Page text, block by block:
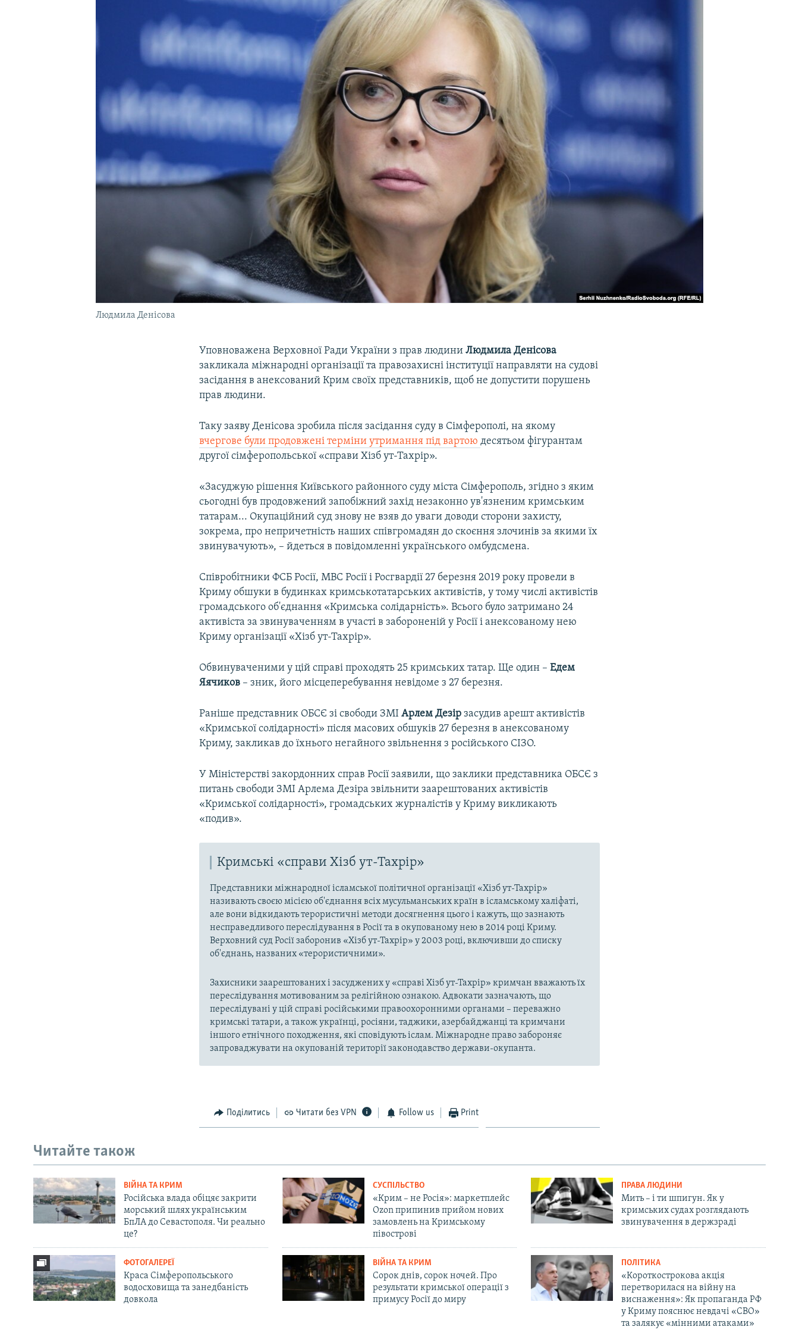
Людмила Денісова
Уповноважена Верховної Ради України з прав людиниЛюдмила Денісова
закликала міжнародні організації та правозахисні інституції направляти на судові
засідання в анексований Крим своїх представників, щоб не допустити порушень
прав людини.
Таку заяву Денісова зробила після засідання суду в Сімферополі, на якому
вчергове були продовжені терміни утримання під вартоюдесятьом фігурантам
другої сімферопольської «справи Хізб ут-Тахрір».
«Засуджую рішення Київського районного суду міста Сімферополь, згідно з яким
сьогодні був продовжений запобіжний захід незаконно ув'язненим кримським
татарам... Окупаційний суд знову не взяв до уваги доводи сторони захисту,
зокрема, про непричетність наших співгромадян до скоєння злочинів за якими їх
звинувачують», – йдеться в повідомленні українського омбудсмена.
Співробітники ФСБ Росії, МВС Росії і Росгвардії 27 березня 2019 року провели в
Криму обшуки в будинках кримськотатарських активістів, у тому числі активістів
громадського об'єднання «Кримська солідарність». Всього було затримано 24
активіста за звинуваченням в участі в забороненій у Росії і анексованому нею
Криму організації «Хізб ут-Тахрір».
Обвинуваченими у цій справі проходять 25 кримських татар. Ще один –Едем
Яячиков – зник, його місцеперебування невідоме з 27 березня.
Раніше представник ОБСЄ зі свободи ЗМІ Арлем Дезір засудив арешт активістів
«Кримської солідарності» після масових обшуків 27 березня в анексованому
Криму, закликав до їхнього негайного звільнення з російського СІЗО.
У Міністерстві закордонних справ Росії заявили, що заклики представника ОБСЄ з
питань свободи ЗМІ Арлема Дезіра звільнити заарештованих активістів
«Кримської солідарності», громадських журналістів у Криму викликають
«подив».
Кримські «справи Хізб ут-Тахрір»
Представники міжнародної ісламської політичної організації «Хізб ут-Тахрір»
називають своєю місією об'єднання всіх мусульманських країн в ісламському халіфаті,
але вони відкидають терористичні методи досягнення цього і кажуть, що зазнають
несправедливого переслідування в Росії та в окупованому нею в 2014 році Криму.
Верховний суд Росії заборонив «Хізб ут-Тахрір» у 2003 році, включивши до списку
об'єднань, названих «терористичними».
Захисники заарештованих і засуджених у «справі Хізб ут-Тахрір» кримчан вважають їх
переслідування мотивованим за релігійною ознакою. Адвокати зазначають, що
переслідувані у цій справі російськими правоохоронними органами – переважно
кримські татари, а також українці, росіяни, таджики, азербайджанці та кримчани
іншого етнічного походження, які сповідують іслам. Міжнародне право забороняє
запроваджувати на окупованій території законодавство держави-окупанта.
Поділитись Читати без VPN Follow us Print
Читайте також
ВІЙНА ТА КРИМ
Російська влада обіцяє закрити
морський шлях українським
БпЛА до Севастополя. Чи реально
це?
СУСПІЛЬСТВО
«Крим – не Росія»: маркетплейс
Ozon припинив прийом нових
замовлень на Кримському
півострові
ПРАВА ЛЮДИНИ
Мить – і ти шпигун. Як у
кримських судах розглядають
звинувачення в держзраді
ФОТОГАЛЕРЕЇ
Краса Сімферопольського
водосховища та занедбаність
довкола
ВІЙНА ТА КРИМ
Сорок днів, сорок ночей. Про
результати кримської операції з
примусу Росії до миру
ПОЛІТИКА
«Короткострокова акція
перетворилася на війну на
виснаження»: Як пропаганда РФ
у Криму пояснює невдачі «СВО»
та залякує «мінними атаками»